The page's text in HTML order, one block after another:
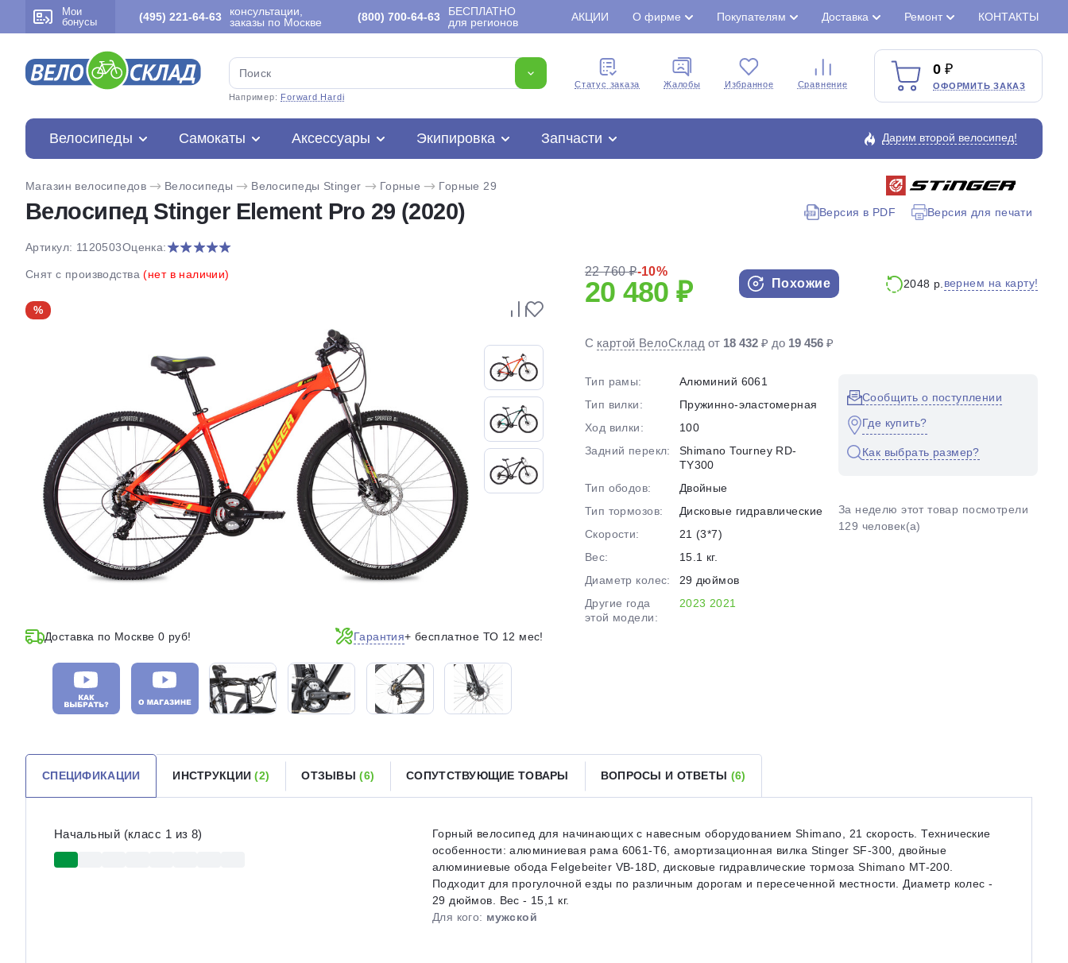
Мои
бонусы
(495) 221-64-63
консультации,
заказы по Москве
(800) 700-64-63
БЕСПЛАТНО
для регионов
АКЦИИ О фирме Покупателям Доставка Ремонт КОНТАКТЫ
Например: Forward Hardi
Cтатус заказа Жалобы Избранное Сравнение
0
ОФОРМИТЬ ЗАКАЗ
Велосипеды Самокаты Аксессуары Экипировка Запчасти Дарим второй велосипед!
Магазин велосипедов Велосипеды Велосипеды Stinger Горные Горные 29
Велосипед Stinger Element Pro 29 (2020) Версия в PDF Версия для печати
Артикул: 1120503Оценка:
Снят с производства(нет в наличии)
%
Доставка по Москве 0 руб! Гарантия+ бесплатное ТО 12 мес!
22 760 ₽-10%
20 480 ₽ Похожие 2048 р. вернем на карту!
С картой ВелоСклад от 18 432 ₽ до 19 456 ₽
Тип рамы:
Алюминий 6061
Тип вилки:
Пружинно-эластомерная
Ход вилки:
100
Задний перекл:
Shimano Tourney RD-
TY300
Тип ободов:
Двойные
Тип тормозов:
Дисковые гидравлические
Скорости:
21 (3*7)
Вес:
15.1 кг.
Диаметр колес:
29 дюймов
Другие года
этой модели:
2023 2021
Сообщить о поступлении
Где купить?
Как выбрать размер?
За неделю этот товар посмотрели
129 человек(а)
СПЕЦИФИКАЦИИ ИНСТРУКЦИИ(2) ОТЗЫВЫ(6) СОПУТСТВУЮЩИЕ ТОВАРЫ ВОПРОСЫ И ОТВЕТЫ (6)
Начальный (класс 1 из 8)
Горный велосипед для начинающих с навесным оборудованием Shimano, 21 скорость. Технические
особенности: алюминиевая рама 6061-T6, амортизационная вилка Stinger SF-300, двойные
алюминиевые обода Felgebeiter VB-18D, дисковые гидравлические тормоза Shimano MT-200.
Подходит для прогулочной езды по различным дорогам и пересеченной местности. Диаметр колес -
29 дюймов. Вес - 15,1 кг.
Для кого: мужской
Разбейте
оплату
на части
без переплат
График платежей
Сегодня
25%
в корзину
Оплачивайте сегодня только
25% картой любого банка
Подробнееоб оплате Плайтом